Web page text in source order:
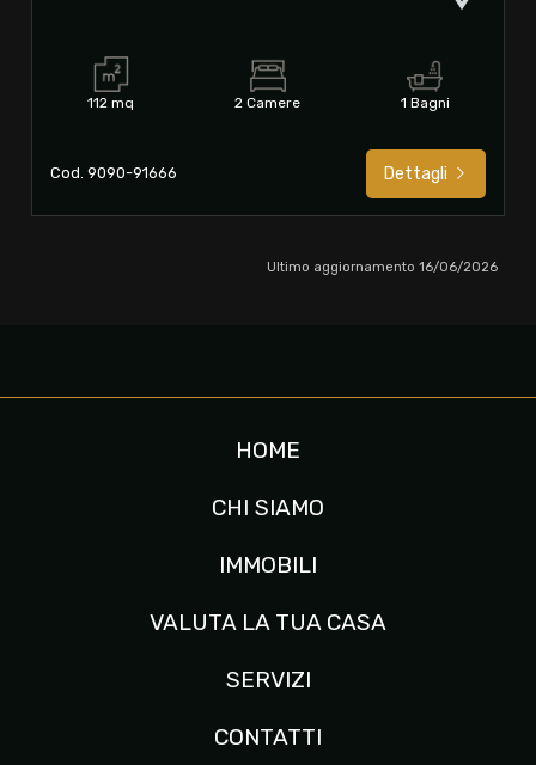
112 mq 2 Camere 1 Bagni
Cod. 9090-91666 Dettagli
Ultimo aggiornamento 16/06/2026
HOME
CHI SIAMO
IMMOBILI
VALUTA LA TUA CASA
SERVIZI
CONTATTI